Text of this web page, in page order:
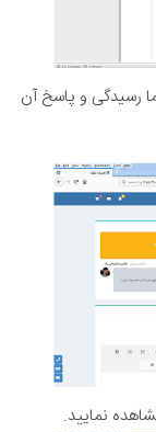
رسیدگی و پاسخ آن
نمایید.